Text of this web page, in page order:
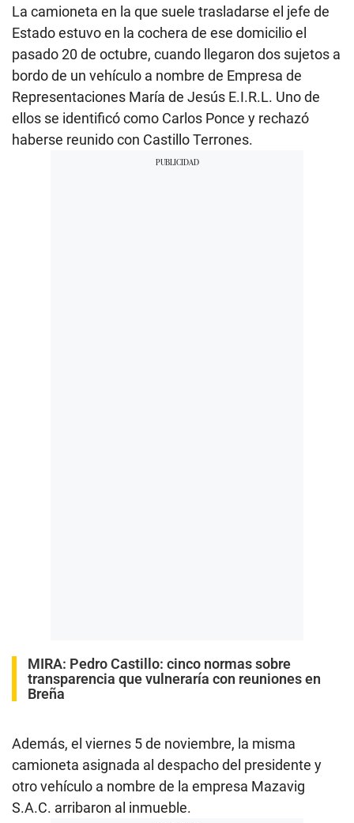
La camioneta en la que suele trasladarse el jefe de
Estado estuvo en la cochera de ese domicilio el
pasado 20 de octubre, cuando llegaron dos sujetos a
bordo de un vehículo a nombre de Empresa de
Representaciones María de Jesús E.I.R.L. Uno de
ellos se identificó como Carlos Ponce y rechazó
haberse reunido con Castillo Terrones.
MIRA: Pedro Castillo: cinco normas sobre
transparencia que vulneraría con reuniones en
Breña
Además, el viernes 5 de noviembre, la misma
camioneta asignada al despacho del presidente y
otro vehículo a nombre de la empresa Mazavig
S.A.C. arribaron al inmueble.